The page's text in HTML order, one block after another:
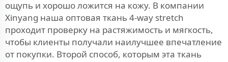
ощупь и хорошо ложится на кожу. В компании
Xinyang наша оптовая ткань 4-way stretch
проходит проверку на растяжимость и мягкость,
чтобы клиенты получали наилучшее впечатление
от покупки. Второй способ, которым эта ткань